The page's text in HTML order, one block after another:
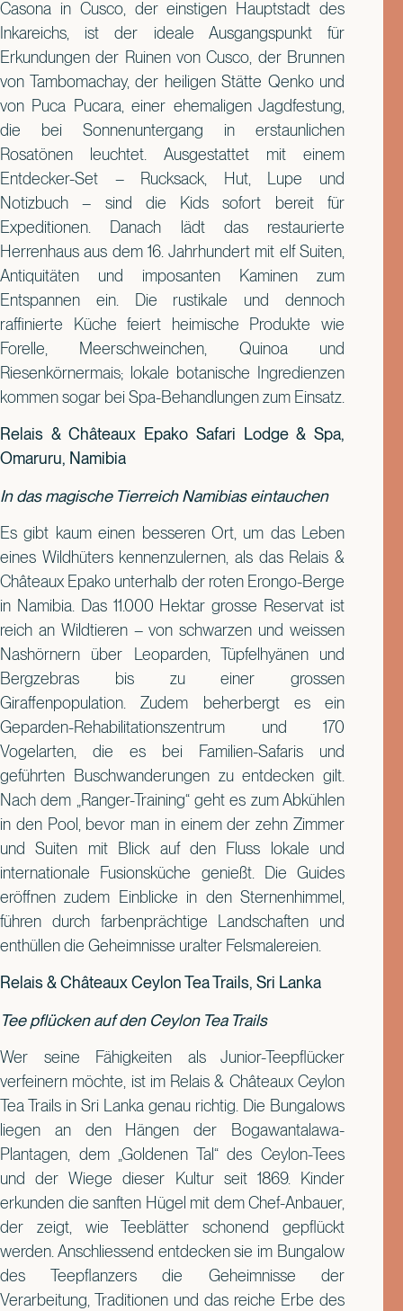
Casona in Cusco, der einstigen Hauptstadt des
Inkareichs, ist der ideale Ausgangspunkt für
Erkundungen der Ruinen von Cusco, der Brunnen
von Tambomachay, der heiligen Stätte Qenko und
von Puca Pucara, einer ehemaligen Jagdfestung,
die bei Sonnenuntergang in erstaunlichen
Rosatönen leuchtet. Ausgestattet mit einem
Entdecker-Set – Rucksack, Hut, Lupe und
Notizbuch – sind die Kids sofort bereit für
Expeditionen. Danach lädt das restaurierte
Herrenhaus aus dem 16. Jahrhundert mit elf Suiten,
Antiquitäten und imposanten Kaminen zum
Entspannen ein. Die rustikale und dennoch
raffinierte Küche feiert heimische Produkte wie
Forelle, Meerschweinchen, Quinoa und
Riesenkörnermais; lokale botanische Ingredienzen
kommen sogar bei Spa-Behandlungen zum Einsatz.
Relais & Châteaux Epako Safari Lodge & Spa,
Omaruru, Namibia
In das magische Tierreich Namibias eintauchen
Es gibt kaum einen besseren Ort, um das Leben
eines Wildhüters kennenzulernen, als das Relais &
Châteaux Epako unterhalb der roten Erongo-Berge
in Namibia. Das 11.000 Hektar grosse Reservat ist
reich an Wildtieren – von schwarzen und weissen
Nashörnern über Leoparden, Tüpfelhyänen und
Bergzebras bis zu einer grossen
Giraffenpopulation. Zudem beherbergt es ein
Geparden-Rehabilitationszentrum und 170
Vogelarten, die es bei Familien-Safaris und
geführten Buschwanderungen zu entdecken gilt.
Nach dem „Ranger-Training“ geht es zum Abkühlen
in den Pool, bevor man in einem der zehn Zimmer
und Suiten mit Blick auf den Fluss lokale und
internationale Fusionsküche genießt. Die Guides
eröffnen zudem Einblicke in den Sternenhimmel,
führen durch farbenprächtige Landschaften und
enthüllen die Geheimnisse uralter Felsmalereien.
Relais & Châteaux Ceylon Tea Trails, Sri Lanka
Tee pflücken auf den Ceylon Tea Trails
Wer seine Fähigkeiten als Junior-Teepflücker
verfeinern möchte, ist im Relais & Châteaux Ceylon
Tea Trails in Sri Lanka genau richtig. Die Bungalows
liegen an den Hängen der Bogawantalawa-
Plantagen, dem „Goldenen Tal“ des Ceylon-Tees
und der Wiege dieser Kultur seit 1869. Kinder
erkunden die sanften Hügel mit dem Chef-Anbauer,
der zeigt, wie Teeblätter schonend gepflückt
werden. Anschliessend entdecken sie im Bungalow
des Teepflanzers die Geheimnisse der
Verarbeitung, Traditionen und das reiche Erbe des